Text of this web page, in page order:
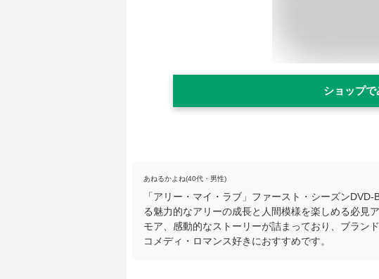
ショップで
あねるかよね(40代・男性)
「アリー・マイ・ラブ」ファースト・シーズン
る魅力的なアリーの成長と人間模様を楽しめる必見
モア、感動的なストーリーが詰まっており、ブラン
コメディ・ロマンス好きにおすすめです。